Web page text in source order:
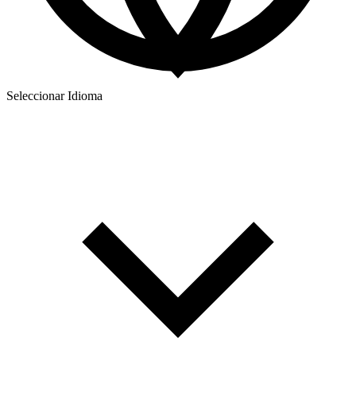
Seleccionar Idioma